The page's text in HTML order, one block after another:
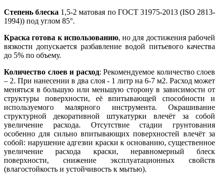
Степень блеска 1,5-2 матовая по ГОСТ 31975-2013 (ISO 2813-
1994)) под углом 85°.
Краска готова к использованию, но для достижения рабочей
вязкости допускается разбавление водой питьевого качества
до 5% по объему.
Количество слоев и расход: Рекомендуемое количество слоев
– 2. При нанесении в два слоя - 1 литр на 6-7 м2. Расход может
меняться в большую или меньшую сторону в зависимости от
структуры поверхности, её впитывающей способности и
используемого малярного инструмента. Окрашивание
структурной декоративной штукатурки влечёт за собой
увеличение расхода. Отсутствие стадии грунтования
особенно для сильно впитывающих поверхностей влечёт за
собой: нарушение адгезии краски к основанию, существенное
увеличение расхода краски, неравномерный блеск
поверхности, снижение эксплуатационных свойств
(влагостойкость и устойчивость к мытью).